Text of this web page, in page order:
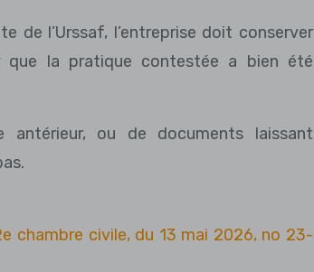
de l’Urssaf, l’entreprise doit conserver
que la pratique contestée a bien été
antérieur, ou de documents laissant
chambre civile, du 13 mai 2026, no 23-